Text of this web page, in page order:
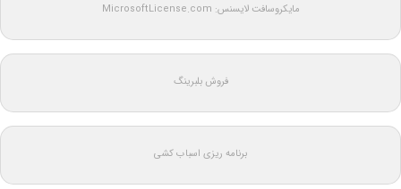
مایکروسافت لایسنس: MicrosoftLicense.com
فروش بلبرینگ
برنامه ریزی اسباب کشی